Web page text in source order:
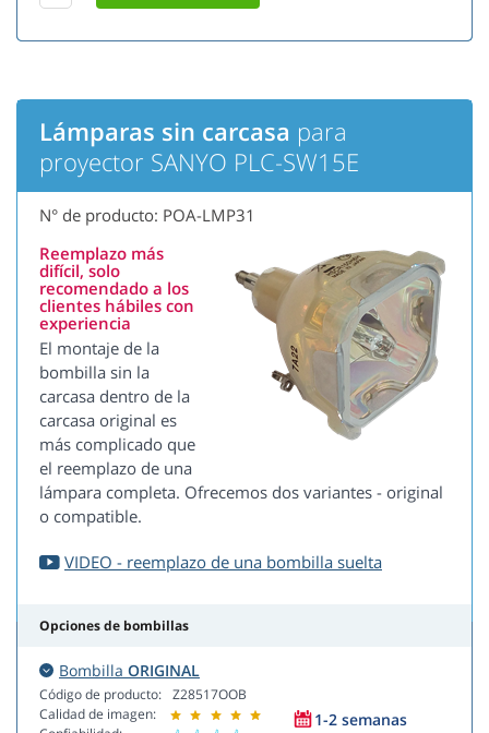
Lámparas sin carcasa para
proyector SANYO PLC-SW15E
N° de producto: POA-LMP31
Reemplazo más
difícil, solo
recomendado a los
clientes hábiles con
experiencia
El montaje de la
bombilla sin la
carcasa dentro de la
carcasa original es
más complicado que
el reemplazo de una
lámpara completa. Ofrecemos dos variantes - original
o compatible.
VIDEO - reemplazo de una bombilla suelta
Opciones de bombillas
Bombilla ORIGINAL
Código de producto:
Calidad de imagen:
Z28517OOB
1-2 semanas